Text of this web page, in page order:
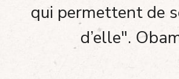
qui permettent de
d’elle".